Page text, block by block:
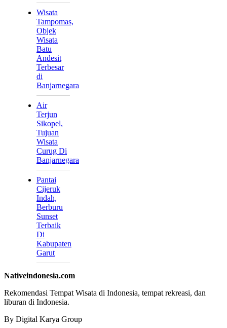
Wisata
Tampomas,
Objek
Wisata
Batu
Andesit
Terbesar
di
Banjarnegara
Air
Terjun
Sikopel,
Tujuan
Wisata
Curug Di
Banjarnegara
Pantai
Cijeruk
Indah,
Berburu
Sunset
Terbaik
Di
Kabupaten
Garut
Nativeindonesia.com
Rekomendasi Tempat Wisata di Indonesia, tempat rekreasi, dan
liburan di Indonesia.
By Digital Karya Group